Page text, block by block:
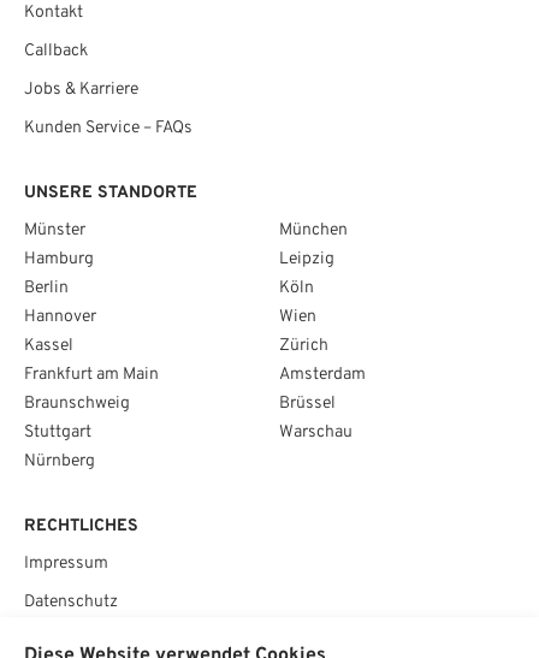
Kontakt
Callback
Jobs & Karriere
Kunden Service – FAQs
RECHTLICHES
Impressum
Datenschutz
UNSERE STANDORTE
Münster
Hamburg
Berlin
Hannover
Kassel
Frankfurt am Main
Braunschweig
Stuttgart
Nürnberg
München
Leipzig
Köln
Wien
Zürich
Amsterdam
Brüssel
Warschau